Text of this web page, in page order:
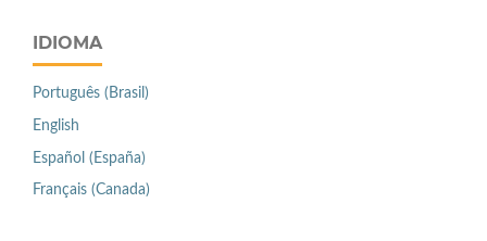
IDIOMA
Português (Brasil)
English
Español (España)
Français (Canada)